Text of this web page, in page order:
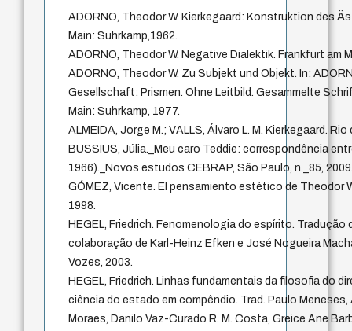
ADORNO, Theodor W. Kierkegaard: Konstruktion des
Main: Suhrkamp,1962.
ADORNO, Theodor W. Negative Dialektik. Frankfurt am
ADORNO, Theodor W. Zu Subjekt und Objekt. In:
Gesellschaft: Prismen. Ohne Leitbild. Gesammelte
Main: Suhrkamp, 1977.
ALMEIDA, Jorge M.; VALLS, Álvaro L. M. Kierkegaard.
BUSSIUS, Júlia._Meu caro Teddie: correspondência
1966)._Novos estudos CEBRAP, São Paulo, n._85,
GÓMEZ, Vicente. El pensamiento estético de Theodor
1998.
HEGEL, Friedrich. Fenomenologia do espírito. Tradução
colaboração de Karl-Heinz Efken e José Nogueira
Vozes, 2003.
HEGEL, Friedrich. Linhas fundamentais da filosofia do
ciência do estado em compêndio. Trad. Paulo
Moraes, Danilo Vaz-Curado R. M. Costa, Greice Ane